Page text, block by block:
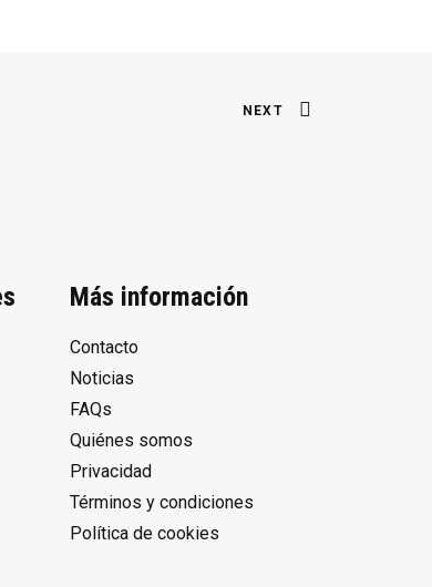
NEXT
Más información
Contacto
Noticias
FAQs
Quiénes somos
Privacidad
Términos y condiciones
Política de cookies